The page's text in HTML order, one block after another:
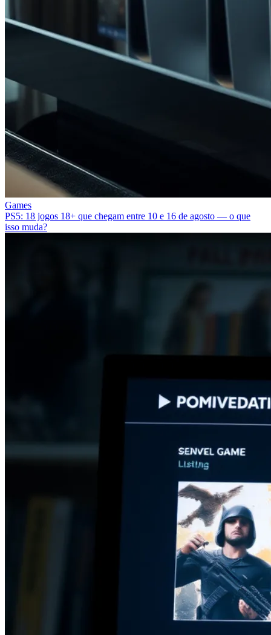
Games
PS5: 18 jogos 18+ que chegam entre 10 e 16 de agosto — o que
isso muda?